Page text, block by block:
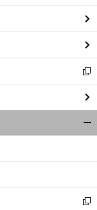
ン
ド
ウ
で
開
く
新
し
い
ウ
ィ
ン
ウ
開
く
新